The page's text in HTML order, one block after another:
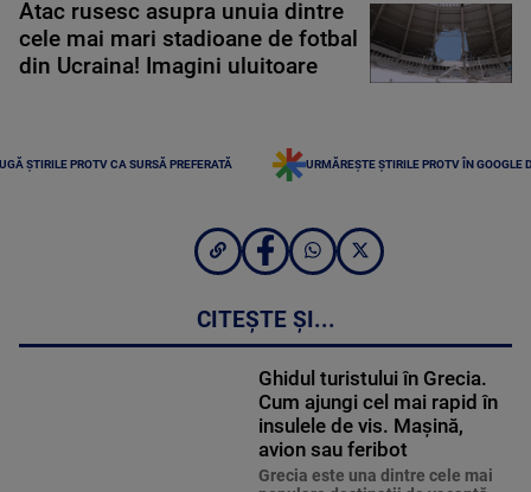
Atac rusesc asupra unuia dintre
cele mai mari stadioane de fotbal
din Ucraina! Imagini uluitoare
ȘTIRILE PROTV CA SURSĂ PREFERATĂ URMĂREȘTE ȘTIRILE PROTV ÎN GOOGLE
CITEȘTE ȘI...
Ghidul turistului în Grecia.
Cum ajungi cel mai rapid în
insulele de vis. Mașină,
avion sau feribot
Grecia este una dintre cele mai